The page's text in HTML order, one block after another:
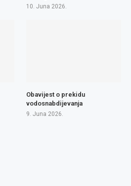
10. Juna 2026.
Obavijest o prekidu
vodosnabdijevanja
9. Juna 2026.